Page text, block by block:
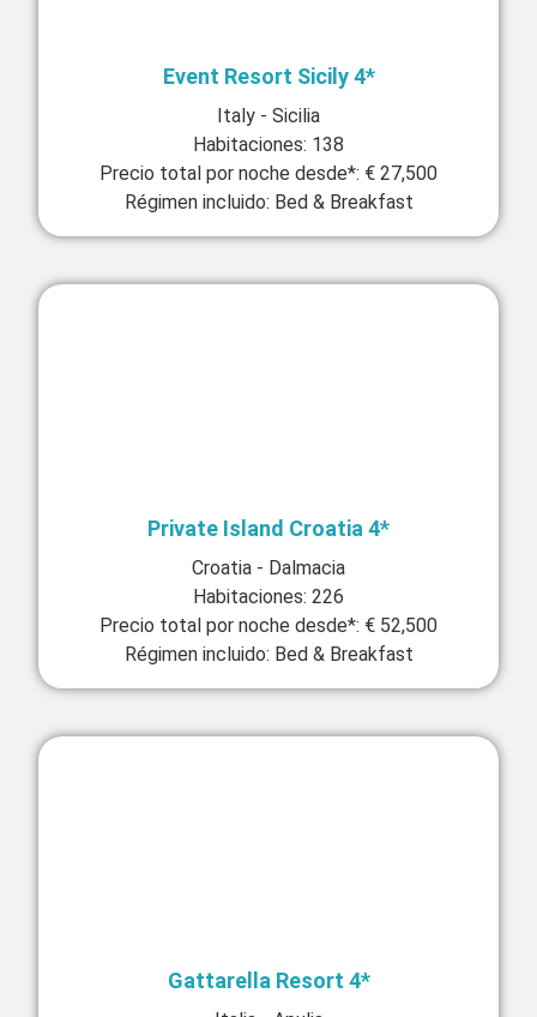
Event Resort Sicily 4*
Italy - Sicilia
Habitaciones: 138
Precio total por noche desde*: € 27,500
Régimen incluido: Bed & Breakfast
Private Island Croatia 4*
Croatia - Dalmacia
Habitaciones: 226
Precio total por noche desde*: € 52,500
Régimen incluido: Bed & Breakfast
Gattarella Resort 4*